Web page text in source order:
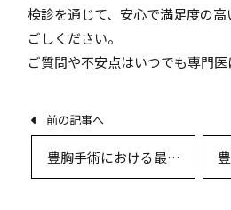
検診を通じて、安心で満足度の
ごしください。
ご質問や不安点はいつでも専門医
前の記事へ
豊胸手術における最新
リスク事例とその回避